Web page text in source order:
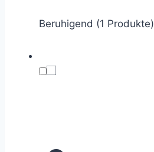
Beruhigend (1 Produkte)